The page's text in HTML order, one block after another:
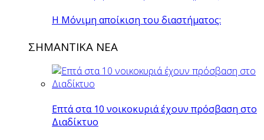
H Mόνιμη αποίκιση του διαστήματος:
ΣΗΜΑΝΤΙΚΑ ΝΕΑ
Επτά στα 10 νοικοκυριά έχουν πρόσβαση στο
Διαδίκτυο